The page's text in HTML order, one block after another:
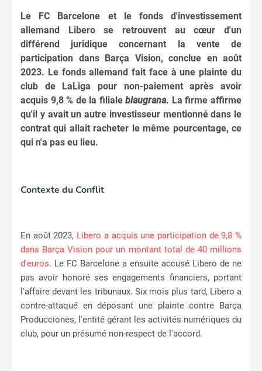
Le FC Barcelone et le fonds d'investissement
allemand Libero se retrouvent au cœur d'un
différend juridique concernant la vente de
participation dans Barça Vision, conclue en août
2023. Le fonds allemand fait face à une plainte du
club de LaLiga pour non-paiement après avoir
acquis 9,8 % de la filialeblaugrana. La firme affirme
qu'il y avait un autre investisseur mentionné dans le
contrat qui allait racheter le même pourcentage, ce
qui n'a pas eu lieu.
Contexte du Conflit
En août 2023, Libero a acquis une participation de 9,8 %
dans Barça Vision pour un montant total de 40 millions
d'euros. Le FC Barcelone a ensuite accusé Libero de ne
pas avoir honoré ses engagements financiers, portant
l'affaire devant les tribunaux. Six mois plus tard, Libero a
contre-attaqué en déposant une plainte contre Barça
Producciones, l'entité gérant les activités numériques du
club, pour un présumé non-respect de l'accord.